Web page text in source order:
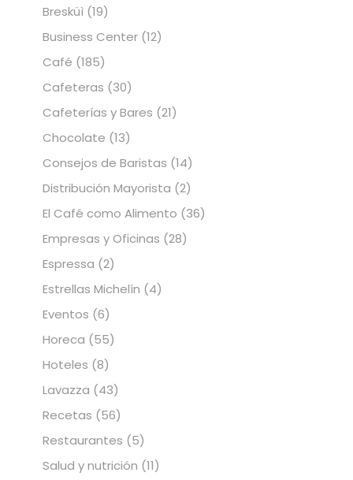
Bresküì (19)
Business Center (12)
Café (185)
Cafeteras (30)
Cafeterías y Bares (21)
Chocolate (13)
Consejos de Baristas (14)
Distribución Mayorista (2)
El Café como Alimento (36)
Empresas y Oficinas (28)
Espressa (2)
Estrellas Michelín (4)
Eventos (6)
Horeca (55)
Hoteles (8)
Lavazza (43)
Recetas (56)
Restaurantes (5)
Salud y nutrición (11)